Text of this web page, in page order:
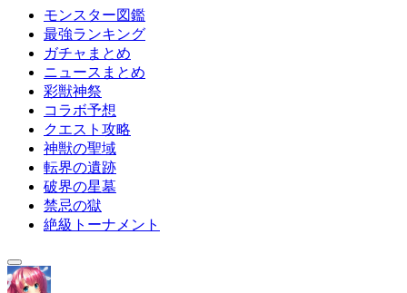
モンスター図鑑
最強ランキング
ガチャまとめ
ニュースまとめ
彩獣神祭
コラボ予想
クエスト攻略
神獣の聖域
転界の遺跡
破界の星墓
禁忌の獄
絶級トーナメント